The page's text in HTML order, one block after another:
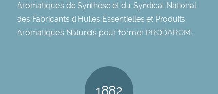
Aromatiques de Synthèse et du Syndicat National
des Fabricants d’Huiles Essentielles et Produits
Aromatiques Naturels pour former PRODAROM.
1882